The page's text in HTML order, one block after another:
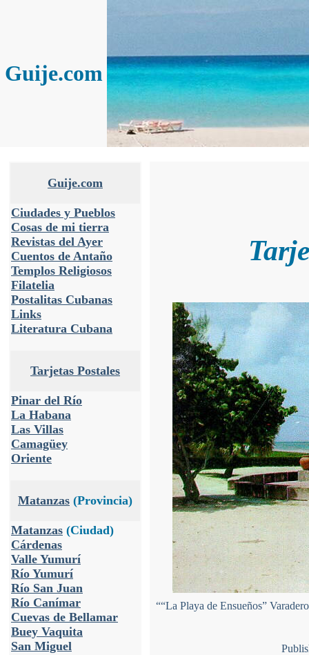
Guije.com
Guije.com
Ciudades y Pueblos
Cosas de mi tierra
Revistas del Ayer
Cuentos de Antaño
Templos Religiosos
Filatelia
Postalitas Cubanas
Links
Literatura Cubana
Tarjetas Postales
Pinar del Río
La Habana
Las Villas
Camagüey
Oriente
Matanzas (Provincia)
Matanzas (Ciudad)
Cárdenas
Valle Yumurí
Río Yumurí
Río San Juan
Río Canímar
Cuevas de Bellamar
Buey Vaquita
San Miguel
““La Playa de Ensueños”